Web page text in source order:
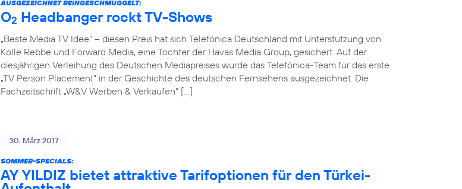
AUSGEZEICHNET REINGESCHMUGGELT:
O2 Headbanger rockt TV-Shows
„Beste Media TV Idee“ – diesen Preis hat sich Telefónica Deutschland mit Unterstützung von
Kolle Rebbe und Forward Media, eine Tochter der Havas Media Group, gesichert. Auf der
diesjährigen Verleihung des Deutschen Mediapreises wurde das Telefónica-Team für das erste
„TV Person Placement“ in der Geschichte des deutschen Fernsehens ausgezeichnet. Die
Fachzeitschrift „W&V Werben & Verkaufen“ […]
30. März 2017
SOMMER-SPECIALS:
AY YILDIZ bietet attraktive Tarifoptionen für den Türkei-